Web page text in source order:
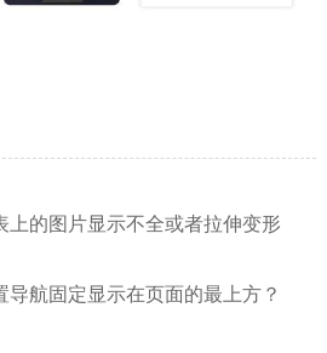
上的图片显示不全或者拉伸变形
导航固定显示在页面的最上方？
言板如何绑定
2026/03/12
独立域名和子
2023/12/07